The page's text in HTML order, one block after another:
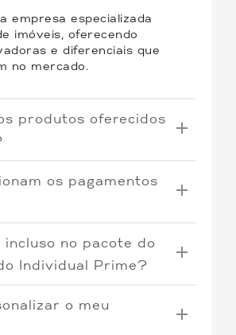
empresa especializada
imóveis, oferecendo
e diferenciais que
no mercado.
produtos oferecidos
única de convivência e
necessariamente
os pagamentos
de pré-pagamento. Os
todo o dia 7,
as contas relacionadas
consumo, como no caso
incluso no pacote do
Individual Prime?
relacionadas ao imóvel,
praticidade e
o meu